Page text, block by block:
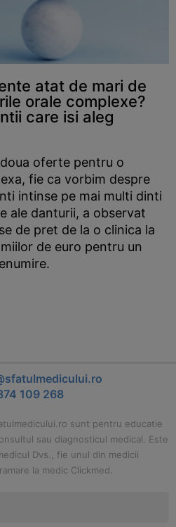
atat de mari de
orale complexe?
care isi aleg
oferte pentru o
fie ca vorbim despre
intinse pe mai multi dinti
ale danturii, a observat
de pret de la o clinica la
de euro pentru un
109 268
sunt pentru educatie
sau diagnosticul medical. Este
Dvs., fie unul din medicii
la medic Clickmed.